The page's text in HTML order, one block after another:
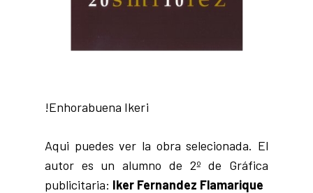
!Enhorabuena Iker¡
Aqui puedes ver la obra selecionada. El
autor es un alumno de 2º de Gráfica
publicitaria: Iker Fernandez Flamarique